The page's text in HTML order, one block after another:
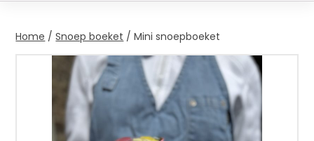
Home /Snoep boeket / Mini snoepboeket